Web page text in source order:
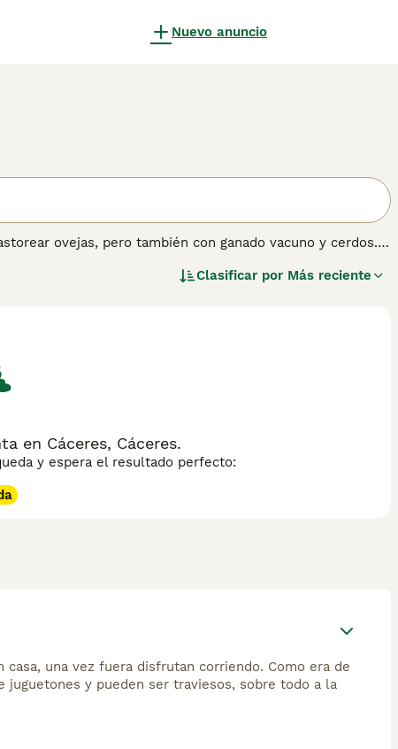
Nuevo anuncio
ovejas, pero también con ganado vacuno y cerdos.
se utiliza con éxito en competencias de agility.
Clasificar por Más reciente
en Cáceres, Cáceres.
y espera el resultado perfecto:
una vez fuera disfrutan corriendo. Como era de
juguetones y pueden ser traviesos, sobre todo a la